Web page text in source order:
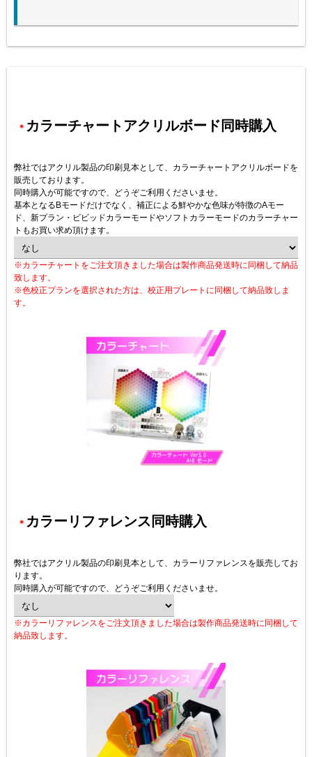
＊ カラーチャートアクリルボード同時購入
弊社ではアクリル製品の印刷見本として、カラーチャートアクリルボードを
販売しております。
同時購入が可能ですので、どうぞご利用くださいませ。
基本となるBモードだけでなく、補正による鮮やかな色味が特徴のAモー
ド、新プラン・ビビッドカラーモードやソフトカラーモードのカラーチャー
トもお買い求め頂けます。
※カラーチャートをご注文頂きました場合は製作商品発送時に同梱して納品
致します。
※色校正プランを選択された方は、校正用プレートに同梱して納品致しま
す。
＊ カラーリファレンス同時購入
弊社ではアクリル製品の印刷見本として、カラーリファレンスを販売してお
ります。
同時購入が可能ですので、どうぞご利用くださいませ。
※カラーリファレンスをご注文頂きました場合は製作商品発送時に同梱して
納品致します。